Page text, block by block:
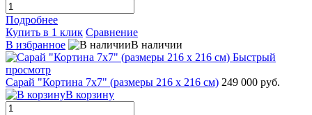
Подробнее
Купить в 1 клик Сравнение
В избранное
В наличии
Быстрый
просмотр
Сарай "Кортина 7х7" (размеры 216 х 216 см) 249 000 руб.
В корзину